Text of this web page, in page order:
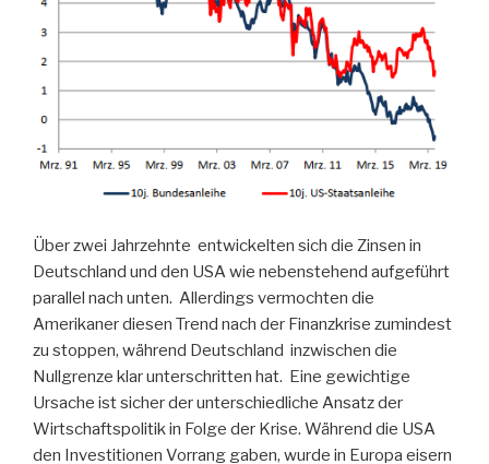
Über zwei Jahrzehnte entwickelten sich die Zinsen in
Deutschland und den USA wie nebenstehend aufgeführt
parallel nach unten. Allerdings vermochten die
Amerikaner diesen Trend nach der Finanzkrise zumindest
zu stoppen, während Deutschland inzwischen die
Nullgrenze klar unterschritten hat. Eine gewichtige
Ursache ist sicher der unterschiedliche Ansatz der
Wirtschaftspolitik in Folge der Krise. Während die USA
den Investitionen Vorrang gaben, wurde in Europa eisern